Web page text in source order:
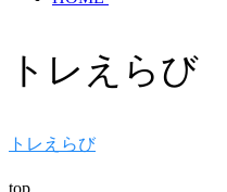
トレえらび
トレえらび